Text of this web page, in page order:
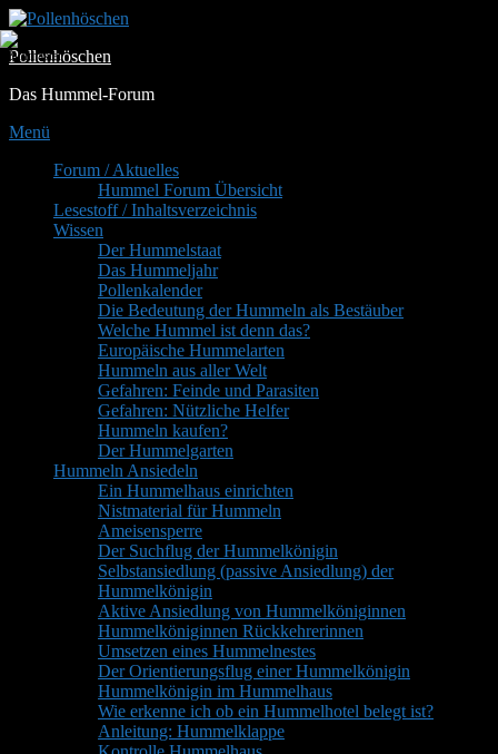
Zum
Inhalt
springen
Pollenhöschen
Das Hummel-Forum
Menü
PrimäresForum / Aktuelles
Hummel Forum Übersicht
Lesestoff / Inhaltsverzeichnis
Wissen
Der Hummelstaat
Das Hummeljahr
Pollenkalender
Die Bedeutung der Hummeln als Bestäuber
Welche Hummel ist denn das?
Europäische Hummelarten
Hummeln aus aller Welt
Gefahren: Feinde und Parasiten
Gefahren: Nützliche Helfer
Hummeln kaufen?
Der Hummelgarten
Hummeln Ansiedeln
Ein Hummelhaus einrichten
Nistmaterial für Hummeln
Ameisensperre
Der Suchflug der Hummelkönigin
Selbstansiedlung (passive Ansiedlung) der
Hummelkönigin
Aktive Ansiedlung von Hummelköniginnen
Hummelköniginnen Rückkehrerinnen
Umsetzen eines Hummelnestes
Der Orientierungsflug einer Hummelkönigin
Hummelkönigin im Hummelhaus
Wie erkenne ich ob ein Hummelhotel belegt ist?
Anleitung: Hummelklappe